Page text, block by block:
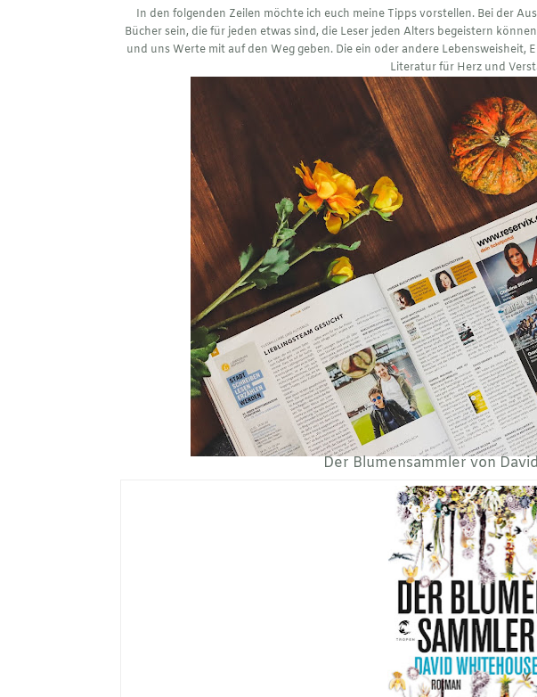
In den folgenden Zeilen möchte ich euch meine Tipps vorstellen. Bei der
Bücher sein, die für jeden etwas sind, die Leser jeden Alters begeistern
und uns Werte mit auf den Weg geben. Die ein oder andere
Literatur für Herz und
Der Blumensammler von